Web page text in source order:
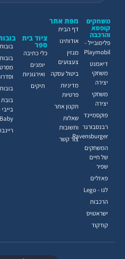
ציוד בית
ספר
כלי כתיבה
יומנים
ואירגוניות
תיקים
בובות
בובות ty
בובת
Baby
משחקים
קופסא
והרכבה
פלימובייל -
Playmobil
דיאמנט
משחקי
יצירה
משחקי
יצירה
פוקסמיינד
רבנסבורגר
Ravensburger
המשחקים
של חיים
שפיר
פאזלים
לגו - Lego
הרכבות
ישראטויס
קודקוד
מפת אתר
דף הבית
אודותינו
מגזין
צעצועים
ביטול עסקה
מדיניות
פרטיות
תקנון אתר
שאלות
ותשובות
צור קשר